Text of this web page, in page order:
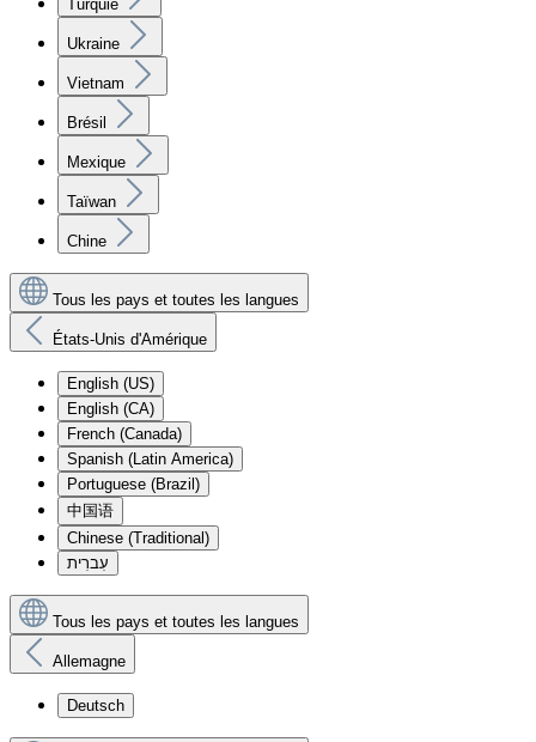
Turquie
Ukraine
Vietnam
Brésil
Mexique
Taïwan
Chine
Tous les pays et toutes les langues
États-Unis d'Amérique
English (US)
English (CA)
French (Canada)
Spanish (Latin America)
Portuguese (Brazil)
中国语
Chinese (Traditional)
עִברִית
Tous les pays et toutes les langues
Allemagne
Deutsch